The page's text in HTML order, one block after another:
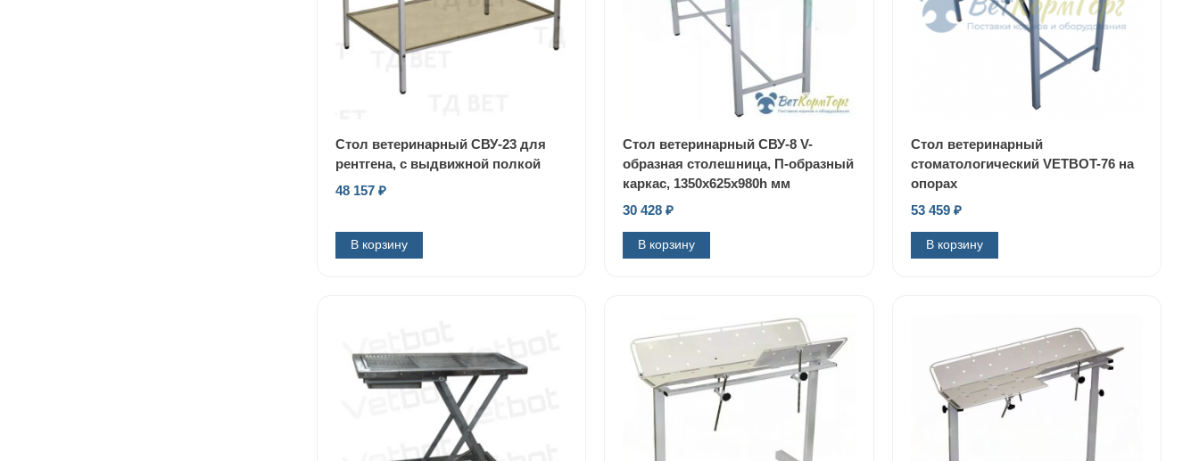
Стол ветеринарный СВУ-23 для
рентгена, с выдвижной полкой
48 157 ₽
В корзину
Стол ветеринарный СВУ-8 V-
образная столешница, П-образный
каркас, 1350x625x980h мм
30 428₽
В корзину
Стол ветеринарный
стоматологический VETBOT-76 на
опорах
53 459 ₽
В корзину